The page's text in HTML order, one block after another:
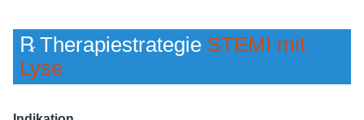
℞ Therapiestrategie STEMI mit
Lyse